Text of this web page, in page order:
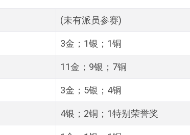
(未有派员参赛)
3金；1银；1铜
11金；9银；7铜
3金；5银；4铜
4银；2铜；1特别荣誉奖